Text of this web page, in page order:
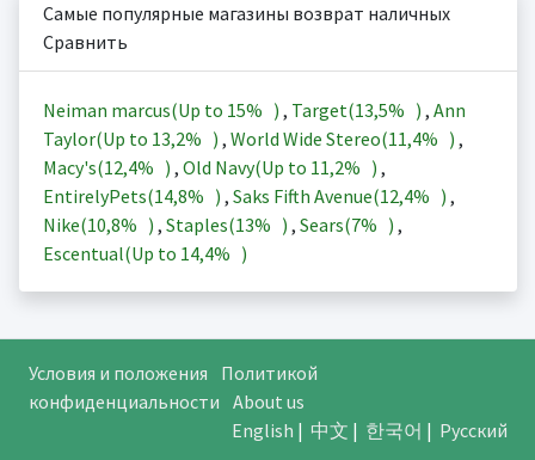
Самые популярные магазины возврат наличных
Сравнить
Neiman marcus(Up to 15% ) , Target(13,5% ) , Ann
Taylor(Up to 13,2% ) , World Wide Stereo(11,4% ) ,
Macy's(12,4% ) , Old Navy(Up to 11,2% ) ,
EntirelyPets(14,8% ) , Saks Fifth Avenue(12,4% ) ,
Nike(10,8% ) , Staples(13% ) , Sears(7% ) ,
Escentual(Up to 14,4% )
Условия и положения
Политикой
конфиденциальности About us
English | 中文 | 한국어 | Русский